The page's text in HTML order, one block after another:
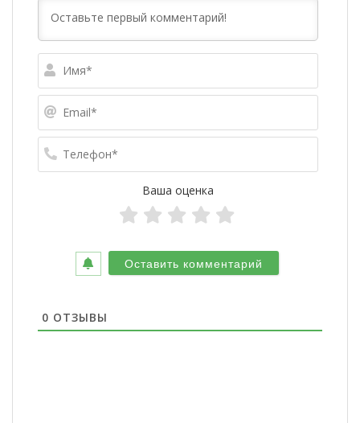
Ваша оценка
0 ОТЗЫВЫ